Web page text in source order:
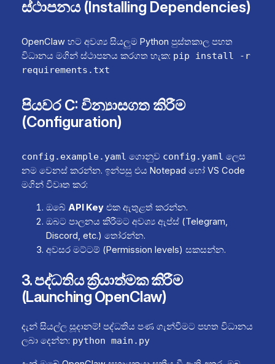
ස්ථාපනය (Installing Dependencies)
OpenClaw හට අවශ්‍ය සියලුම Python පුස්තකාල පහත
විධානය මගින් ස්ථාපනය කරගත හැක: pip install -r
requirements.txt
පියවර C: වින්‍යාසගත කිරීම
(Configuration)
config.example.yaml ගොනුව config.yaml ලෙස
නම වෙනස් කරන්න. ඉන්පසු එය Notepad හෝ VS Code
මගින් විවෘත කර:
ඔබේ API Keyඑක ඇතුළත් කරන්න.
ඔබට පාලනය කිරීමට අවශ්‍ය ඇප්ස් (Telegram,
Discord, etc.) තෝරන්න.
අවසර මට්ටම් (Permission levels) සකසන්න.
3. පද්ධතිය ක්‍රියාත්මක කිරීම
(Launching OpenClaw)
දැන් සියල්ල සූදානම්! පද්ධතිය පණ ගැන්වීමට පහත විධානය
ලබා දෙන්න: python main.py